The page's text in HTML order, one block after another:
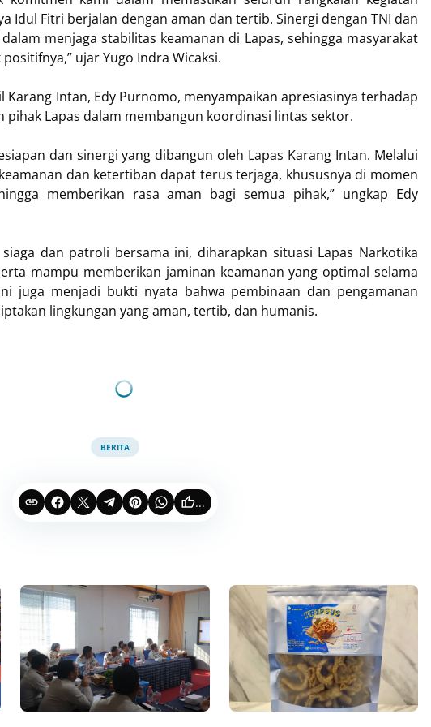
Idul Fitri berjalan dengan aman dan tertib. Sinergi dengan TNI dan
menjaga stabilitas keamanan di Lapas, sehingga masyarakat
ujar Yugo Indra Wicaksi.
Karang Intan, Edy Purnomo, menyampaikan apresiasinya terhadap
pihak Lapas dalam membangun koordinasi lintas sektor.
dan sinergi yang dibangun oleh Lapas Karang Intan. Melalui
dan ketertiban dapat terus terjaga, khususnya di momen
memberikan rasa aman bagi semua pihak,” ungkap Edy
dan patroli bersama ini, diharapkan situasi Lapas Narkotika
mampu memberikan jaminan keamanan yang optimal selama
juga menjadi bukti nyata bahwa pembinaan dan pengamanan
lingkungan yang aman, tertib, dan humanis.
BERITA
...